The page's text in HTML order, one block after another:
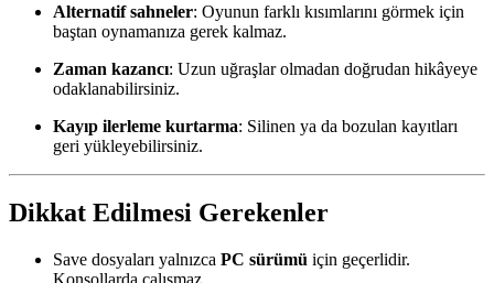
Alternatif sahneler: Oyunun farklı kısımlarını görmek için
baştan oynamanıza gerek kalmaz.
Zaman kazancı: Uzun uğraşlar olmadan doğrudan hikâyeye
odaklanabilirsiniz.
Kayıp ilerleme kurtarma: Silinen ya da bozulan kayıtları
geri yükleyebilirsiniz.
Dikkat Edilmesi Gerekenler
Save dosyaları yalnızca PC sürümü için geçerlidir.